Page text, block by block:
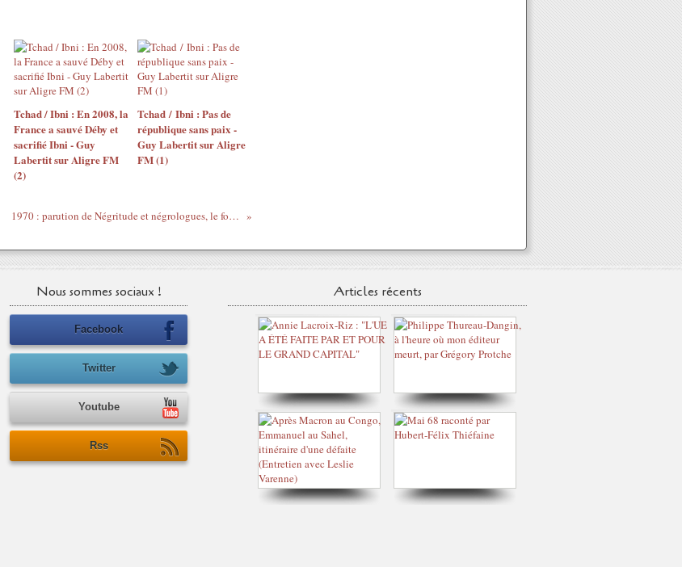
Tchad / Ibni : En 2008, la
France a sauvé Déby et
sacrifié Ibni - Guy
Labertit sur Aligre FM
(2)
Tchad / Ibni : Pas de
république sans paix -
Guy Labertit sur Aligre
FM (1)
1970 : parution de Négritude et négrologues, le formidable essai de Stanislas Spero Adotevi...
Nous sommes sociaux !
Facebook
Twitter
Youtube
Rss
Articles récents